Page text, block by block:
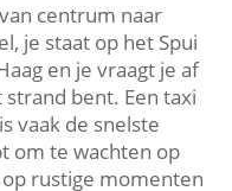
centrum naar
je staat op het Spui
en je vraagt je af
bent. Een taxi
vaak de snelste
om te wachten op
rustige momenten